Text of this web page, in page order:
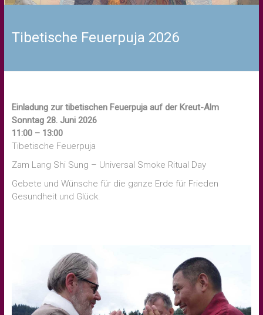
Tibetische Feuerpuja 2026
Einladung zur tibetischen Feuerpuja auf der Kreut-Alm
Sonntag 28. Juni 2026
11:00 – 13:00
Tibetische Feuerpuja
Zam Lang Shi Sung – Universal Smoke Ritual Day
Gebete und Wünsche für die ganze Erde für Frieden
Gesundheit und Glück.